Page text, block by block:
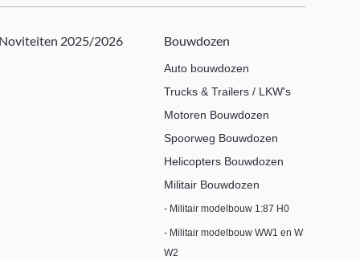
Noviteiten 2025/2026 Bouwdozen
Auto bouwdozen
Trucks & Trailers / LKW's
Motoren Bouwdozen
Spoorweg Bouwdozen
Helicopters Bouwdozen
Militair Bouwdozen
- Militair modelbouw 1:87 H0
- Militair modelbouw WW1 en W
W2